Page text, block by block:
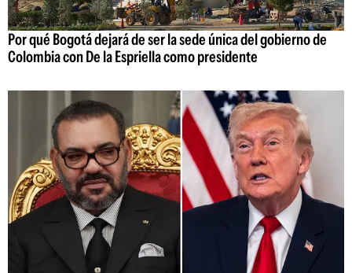
Por qué Bogotá dejará de ser la sede única del gobierno de
Colombia con De la Espriella como presidente